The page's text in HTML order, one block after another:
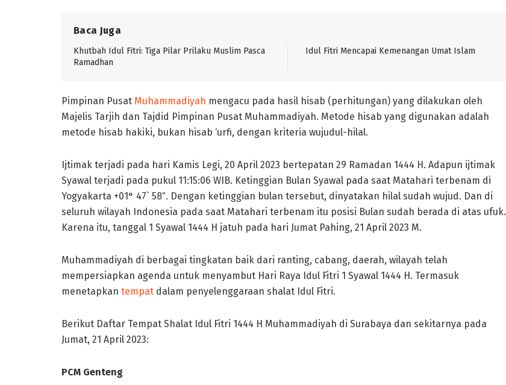
Baca Juga
Khutbah Idul Fitri: Tiga Pilar Prilaku Muslim Pasca
Ramadhan
Idul Fitri Mencapai Kemenangan Umat Islam
Pimpinan Pusat Muhammadiyah mengacu pada hasil hisab (perhitungan) yang dilakukan oleh
Majelis Tarjih dan Tajdid Pimpinan Pusat Muhammadiyah. Metode hisab yang digunakan adalah
metode hisab hakiki, bukan hisab ‘urfi, dengan kriteria wujudul-hilal.
Ijtimak terjadi pada hari Kamis Legi, 20 April 2023 bertepatan 29 Ramadan 1444 H. Adapun ijtimak
Syawal terjadi pada pukul 11:15:06 WIB. Ketinggian Bulan Syawal pada saat Matahari terbenam di
Yogyakarta +01° 47` 58″. Dengan ketinggian bulan tersebut, dinyatakan hilal sudah wujud. Dan di
seluruh wilayah Indonesia pada saat Matahari terbenam itu posisi Bulan sudah berada di atas ufuk.
Karena itu, tanggal 1 Syawal 1444 H jatuh pada hari Jumat Pahing, 21 April 2023 M.
Muhammadiyah di berbagai tingkatan baik dari ranting, cabang, daerah, wilayah telah
mempersiapkan agenda untuk menyambut Hari Raya Idul Fitri 1 Syawal 1444 H. Termasuk
menetapkan tempat dalam penyelenggaraan shalat Idul Fitri.
Berikut Daftar Tempat Shalat Idul Fitri 1444 H Muhammadiyah di Surabaya dan sekitarnya pada
Jumat, 21 April 2023:
PCM Genteng